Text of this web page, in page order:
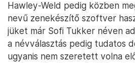
Hawley-Weld pedig közben
nevű zenekészítő szoftver
jüket már Sofi Tukker néven
a névválasztás pedig tudatos
ugyanis nem szeretett volna